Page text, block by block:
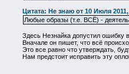
Цитата: Не знаю от 10 Июля
Любые образы (т.е. ВСЁ) -
Здесь Незнайка допустил ошибку
Вначале он пишет, что всё
Это все равно что утверждать,
Нам предстоит исправить эту